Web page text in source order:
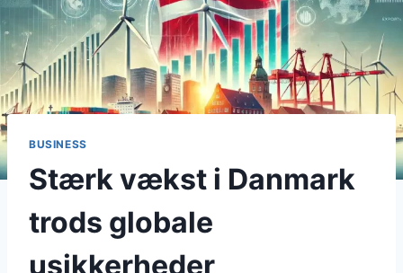
BUSINESS
Stærk vækst i Danmark
trods globale
usikkerheder